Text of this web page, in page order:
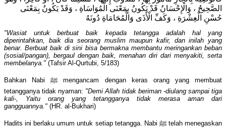
الصَّحِيحُ ، وَالْإِحْسَانُ قَدْ يَكُونُ بِمَعْنَى الْمُوَاسَاةِ ، وَقَدْ يَكُونُ بِمَعْنَى
حُسْنِ الْعِشْرَةِ ، وَكَفِّ الْأَذَى وَالْمُحَامَاةِ دُونَهُ
"Wasiat untuk berbuat baik kepada tetangga adalah hal yang
diperintahkan, baik dia seorang muslim maupun kafir, dan inilah yang
benar. Berbuat baik di sini bisa bermakna membantu meringankan beban
(sosial/pangan), bergaul dengan baik, menahan diri dari menyakiti, serta
membelanya." (Tafsir Al-Qurtubi, 5/183)
Bahkan Nabi ﷺ mengancam dengan keras orang yang membuat
tetangganya tidak nyaman: "Demi Allah tidak beriman -diulang sampai tiga
kali-, Yaitu orang yang tetangganya tidak merasa aman dari
gangguannya." (HR. al-Bukhari)
Hadits ini berlaku umum untuk setiap tetangga. Nabi ﷺ telah menegaskan